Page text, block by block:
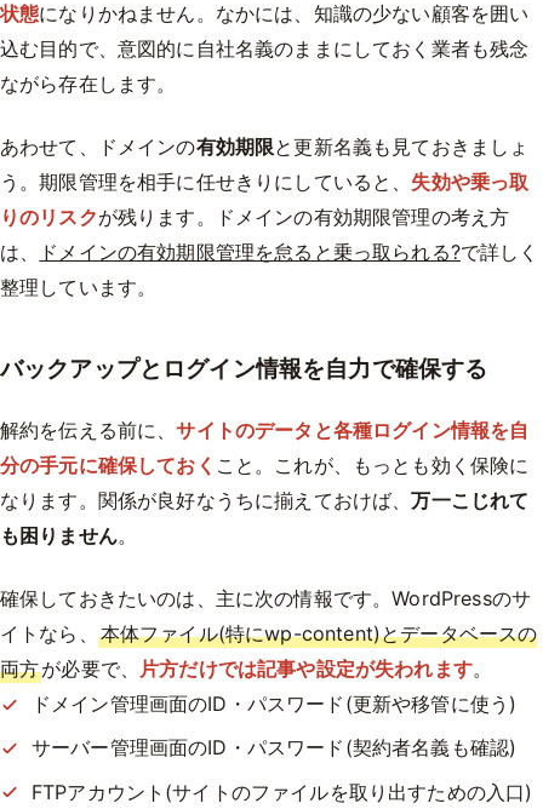
状態になりかねません。なかには、知識の少ない顧客を囲い
込む目的で、意図的に自社名義のままにしておく業者も残念
ながら存在します。
あわせて、ドメインの有効期限と更新名義も見ておきましょ
う。期限管理を相手に任せきりにしていると、 失効や乗っ取
りのリスクが残ります。ドメインの有効期限管理の考え方
は、
ドメインの有効期限管理を怠ると乗っ取られる?で詳しく
整理しています。
バックアップとログイン情報を自力で確保する
解約を伝える前に、サイトのデータと各種ログイン情報を自
分の手元に確保しておく こと。これが、もっとも効く保険に
なります。関係が良好なうちに揃えておけば、万一こじれて
も困りません。
確保しておきたいのは、主に次の情報です。WordPressのサ
イトなら、 本体ファイル(特にwp-content)とデータベースの
両方が必要で、 片方だけでは記事や設定が失われます。
ドメイン管理画面のID・パスワード(更新や移管に使う)
サーバー管理画面のID・パスワード(契約者名義も確認)
FTPアカウント(サイトのファイルを取り出すための入口)